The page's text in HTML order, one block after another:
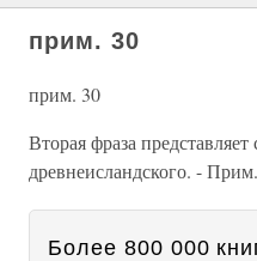
прим. 30
прим. 30
Вторая фраза
древнеисландского. -
Более 800 000